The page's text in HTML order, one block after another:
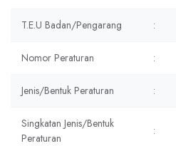
T.E.U Badan/Pengarang :
Nomor Peraturan :
Jenis/Bentuk Peraturan :
Singkatan Jenis/Bentuk
Peraturan
: